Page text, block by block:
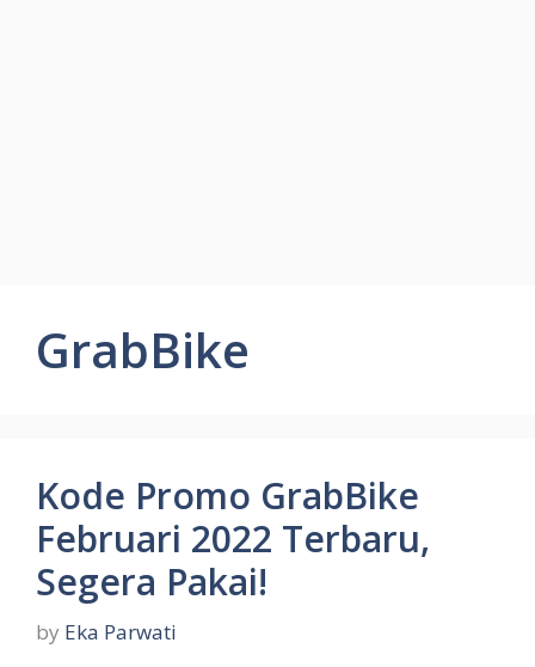
GrabBike
Kode Promo GrabBike
Februari 2022 Terbaru,
Segera Pakai!
by Eka Parwati